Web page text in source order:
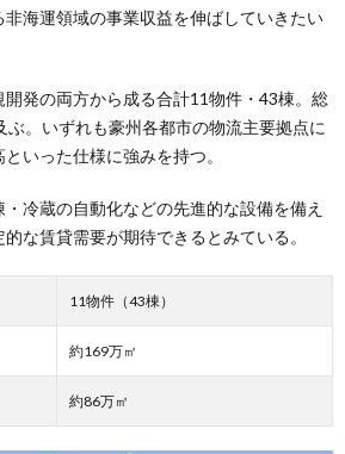
海運領域の事業収益を伸ばしていきたい
発の両方から成る合計11物件・43棟。総
。いずれも豪州各都市の物流主要拠点に
いった仕様に強みを持つ。
冷蔵の自動化などの先進的な設備を備え
な賃貸需要が期待できるとみている。
11物件（43棟）
約169万㎡
約86万㎡